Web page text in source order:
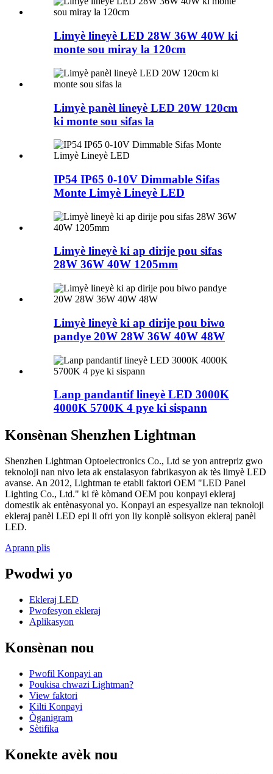
Limyè lineyè LED 28W 36W 40W ki
monte sou miray la 120cm
Limyè panèl lineyè LED 20W 120cm
ki monte sou sifas la
IP54 IP65 0-10V Dimmable Sifas
Monte Limyè Lineyè LED
Limyè lineyè ki ap dirije pou sifas
28W 36W 40W 1205mm
Limyè lineyè ki ap dirije pou biwo
pandye 20W 28W 36W 40W 48W
Lanp pandantif lineyè LED 3000K
4000K 5700K 4 pye ki sispann
Konsènan Shenzhen Lightman
Shenzhen Lightman Optoelectronics Co., Ltd se yon antrepriz gwo
teknoloji nan nivo leta ak enstalasyon fabrikasyon ak tès limyè LED
avanse. An 2012, Lightman te etabli faktori OEM "LED Panel
Lighting Co., Ltd." ki fè kòmand OEM pou konpayi ekleraj
domestik ak entènasyonal yo. Konpayi an espesyalize nan teknoloji
ekleraj panèl LED epi li ofri yon liy konplè solisyon ekleraj panèl
LED.
Aprann plis
Pwodwi yo
Ekleraj LED
Pwofesyon ekleraj
Aplikasyon
Konsènan nou
Pwofil Konpayi an
Poukisa chwazi Lightman?
View faktori
Kilti Konpayi
Òganigram
Sètifika
Konekte avèk nou